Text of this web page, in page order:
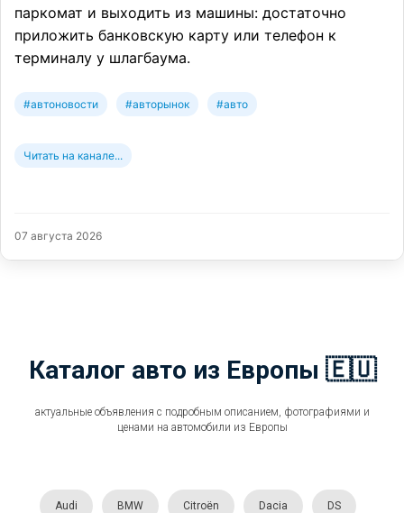
паркомат и выходить из машины: достаточно
приложить банковскую карту или телефон к
терминалу у шлагбаума.
#автоновости #авторынок #авто
Читать на канале...
07 августа 2026
Каталог авто из Европы 🇪🇺
актуальные объявления с подробным описанием, фотографиями и
ценами на автомобили из Европы
Audi BMW Citroën Dacia DS